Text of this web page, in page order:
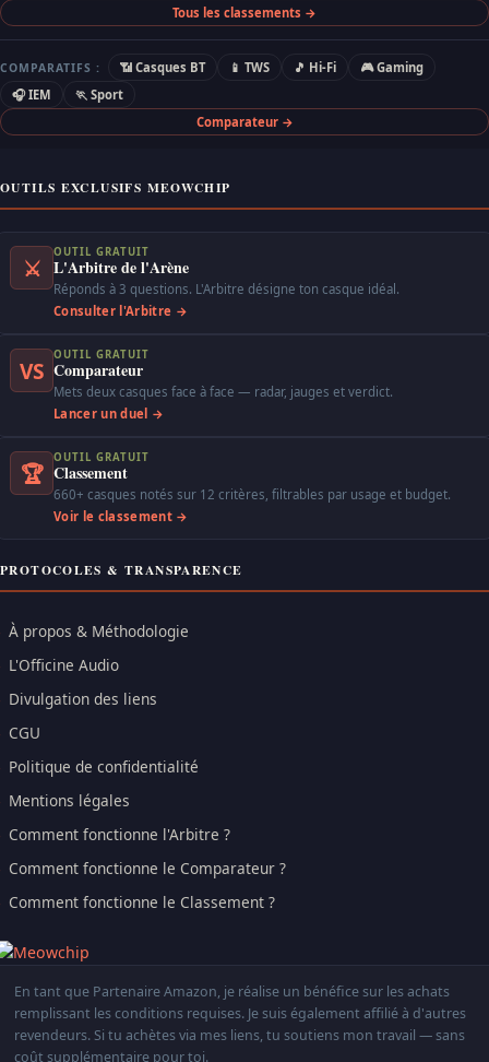
Tous les classements →
COMPARATIFS : 📶 Casques BT 📱 TWS 🎵 Hi-Fi
🎮 Gaming
🎧 IEM
🏃 Sport
Comparateur →
OUTILS EXCLUSIFS MEOWCHIP
⚔
OUTIL GRATUIT
L'Arbitre de l'Arène
Réponds à 3 questions. L'Arbitre désigne ton casque idéal.
Consulter l'Arbitre →
VS
OUTIL GRATUIT
Comparateur
Mets deux casques face à face — radar, jauges et verdict.
Lancer un duel →
🏆
OUTIL GRATUIT
Classement
660+ casques notés sur 12 critères, filtrables par usage et budget.
Voir le classement →
PROTOCOLES & TRANSPARENCE
À propos & Méthodologie
L'Officine Audio
Divulgation des liens
CGU
Politique de confidentialité
Mentions légales
Comment fonctionne l'Arbitre ?
Comment fonctionne le Comparateur ?
Comment fonctionne le Classement ?
En tant que Partenaire Amazon, je réalise un bénéfice sur les achats
remplissant les conditions requises. Je suis également affilié à d'autres
revendeurs. Si tu achètes via mes liens, tu soutiens mon travail — sans
coût supplémentaire pour toi.